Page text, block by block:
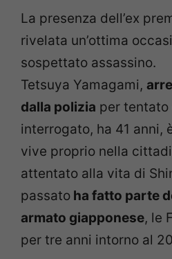
La presenza dell’ex
rivelata un’ottima
sospettato assassino.
Tetsuya Yamagami,
dalla polizia per tentato
interrogato, ha 41 anni,
vive proprio nella
attentato alla vita di
passato ha fatto parte
armato giapponese, le
per tre anni intorno al